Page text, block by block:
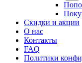
Скидки и акции
О нас
Контакты
FAQ
Политики